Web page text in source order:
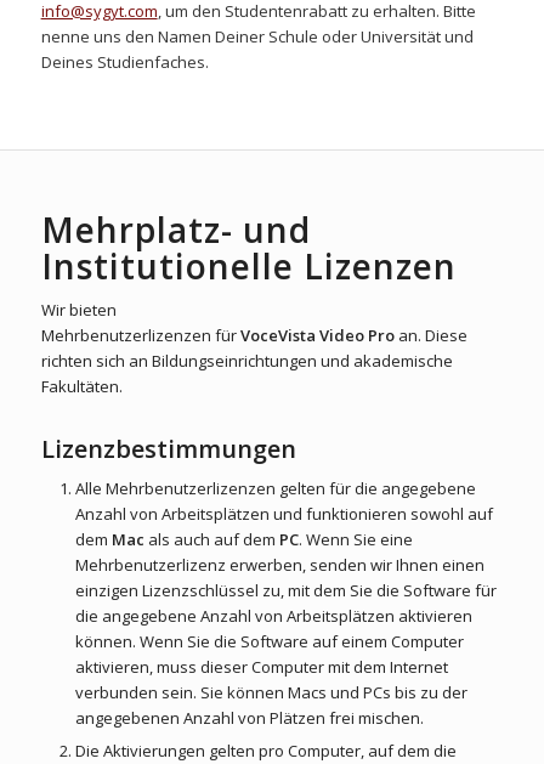
info@sygyt.com, um den Studentenrabatt zu erhalten. Bitte
nenne uns den Namen Deiner Schule oder Universität und
Deines Studienfaches.
Mehrplatz- und
Institutionelle Lizenzen
Wir bieten
Mehrbenutzerlizenzen fürVoceVista Video Proan. Diese
richten sich an Bildungseinrichtungen und akademische
Fakultäten.
Lizenzbestimmungen
Alle Mehrbenutzerlizenzen gelten für die angegebene
Anzahl von Arbeitsplätzen und funktionieren sowohl auf
dem Mac als auch auf dem PC. Wenn Sie eine
Mehrbenutzerlizenz erwerben, senden wir Ihnen einen
einzigen Lizenzschlüssel zu, mit dem Sie die Software für
die angegebene Anzahl von Arbeitsplätzen aktivieren
können. Wenn Sie die Software auf einem Computer
aktivieren, muss dieser Computer mit dem Internet
verbunden sein. Sie können Macs und PCs bis zu der
angegebenen Anzahl von Plätzen frei mischen.
Die Aktivierungen gelten pro Computer, auf dem die